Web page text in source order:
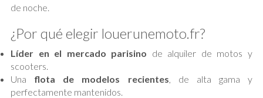
de noche.
¿Por qué elegir louerunemoto.fr?
Líder en el mercado parisino de alquiler de motos y
scooters.
Una flota de modelos recientes, de alta gama y
perfectamente mantenidos.